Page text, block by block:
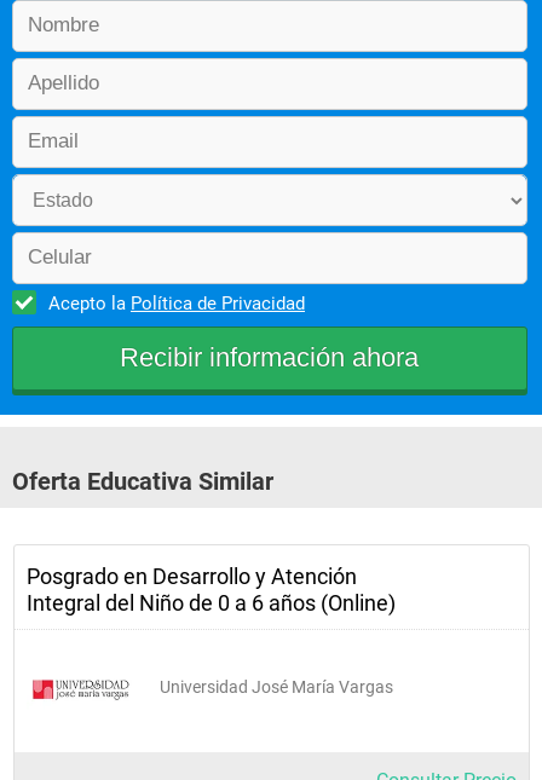
Acepto la Política de Privacidad
Oferta Educativa Similar
Posgrado en Desarrollo y Atención
Integral del Niño de 0 a 6 años (Online)
Universidad José María Vargas